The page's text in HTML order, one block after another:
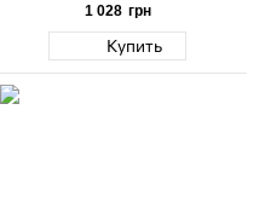
1 028 грн
Купить